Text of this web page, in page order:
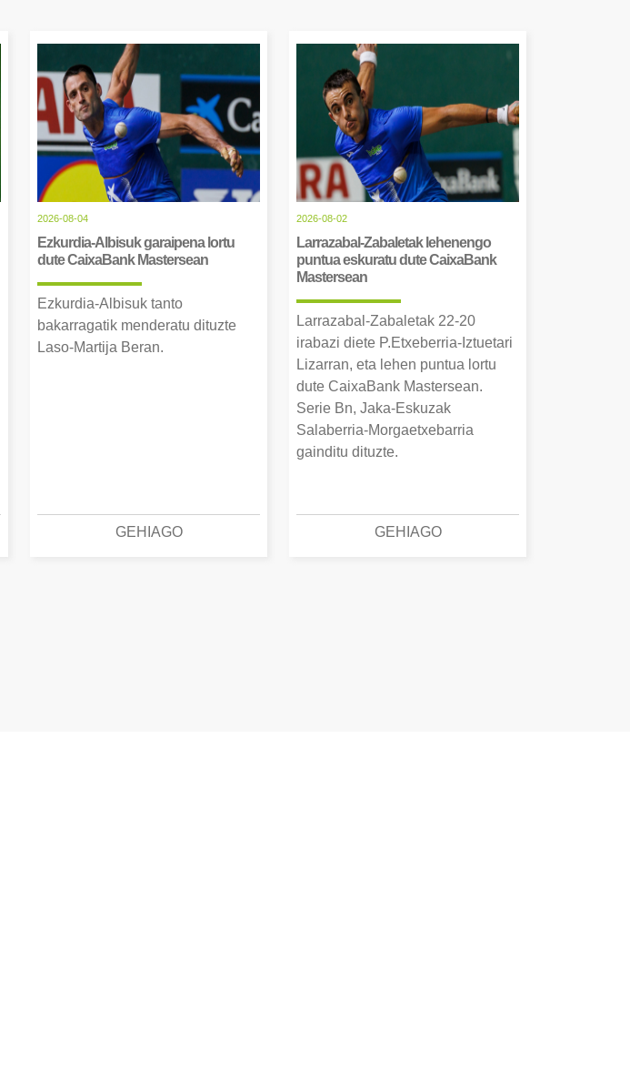
2026-08-04
Ezkurdia-Albisuk garaipena lortu
dute CaixaBank Mastersean
Ezkurdia-Albisuk tanto
bakarragatik menderatu dituzte
Laso-Martija Beran.
GEHIAGO
2026-08-02
Larrazabal-Zabaletak lehenengo
puntua eskuratu dute CaixaBank
Mastersean
Larrazabal-Zabaletak 22-20
irabazi diete P.Etxeberria-Iztuetari
Lizarran, eta lehen puntua lortu
dute CaixaBank Mastersean.
Serie Bn, Jaka-Eskuzak
Salaberria-Morgaetxebarria
gainditu dituzte.
GEHIAGO